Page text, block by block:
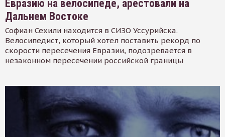
Евразию на велосипеде, арестовали на
Дальнем Востоке
Софиан Сехили находится в СИЗО Уссурийска.
Велосипедист, который хотел поставить рекорд по
скорости пересечения Евразии, подозревается в
незаконном пересечении российской границы